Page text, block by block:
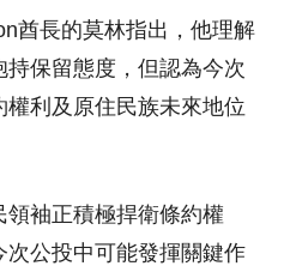
酋長的莫林指出，他理解
保留態度，但認為今次
利及原住民族未來地位
袖正積極捍衛條約權
公投中可能發揮關鍵作